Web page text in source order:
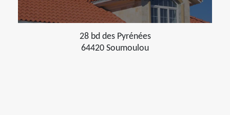
28 bd des Pyrénées
64420 Soumoulou